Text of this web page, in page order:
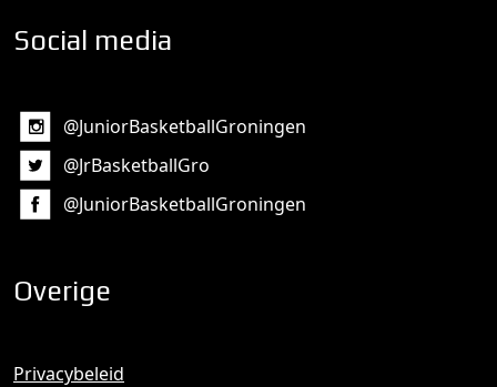
Social media
@JuniorBasketballGroningen
@JrBasketballGro
@JuniorBasketballGroningen
Overige
Privacybeleid